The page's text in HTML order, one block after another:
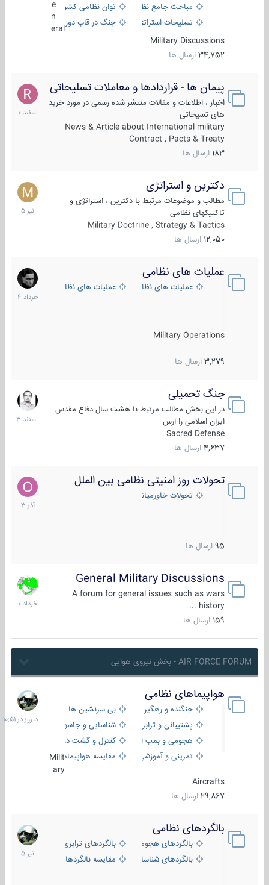
مباحث جامع نظامی
توان نظامی کشورها
تسلیحات استراتژیک
جنگ در قاب دوربین
eral
Military Discussions
34,752 ارسال ها
پیمان ها - قراردادها و معاملات تسلیحاتی
اخبار ، اطلاعات و مقالات منتشر شده رسمی در مورد خرید
های تسیحاتی
News & Article about International military
Contract , Pacts & Treaty
183 ارسال ها
7
اسفند
1400
دکترین و استراتژی
مطالب و موضوعات مرتبط با دکترین ، استراتژی و
تاکتیکهای نظامی
Military Doctrine , Strategy & Tactics
12,050 ارسال ها
27
تیر
1405
عملیات های نظامی
عملیات های نظامی ایرانعملیات های نظامی خارجی
Military Operations
3,279 ارسال ها
5
خرداد
1404
جنگ تحمیلی
در این بخش مطالب مرتبط با هشت سال دفاع مقدس
ایران اسلامی را ارس
Sacred Defense
4,637 ارسال ها
20
اسفند
1403
تحولات روز امنیتی نظامی بین الملل
تحولات خاورمیانه
95 ارسال ها
21
آذر
1403
General Military Discussions
A forum for general issues such as wars
history ...
159 ارسال ها
10
خرداد
1400
AIR FORCE FORUM - بخش نیروی هوایی
هواپیماهای نظامی
جنگنده و رهگیر
بی سرنشین ها
پشتیبانی و ترابری
شناسایی و جاسوسی
هجومی و بمب افکن
کنترل و گشت دریایی
تمرینی و آموزشی
مقایسه هواپیماهاMilit
ary
Aircrafts
29,867 ارسال ها
دیروز
در
10:51
بالگردهای نظامی
بالگردهای هجومی
بالگردهای ترابری
بالگردهای شناسایی
مقایسه بالگردها
22
تیر
1405